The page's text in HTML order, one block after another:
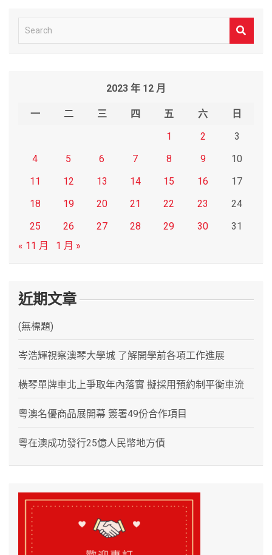
e
2023 年 12 月
一 二 三 四 五 六
日
1
2
3
4
5 6 7 8 9
10
11
12 13 14 15 16
17
18
19 20 21 22 23
24
25
26 27 28 29 30
31
« 11 月
1 月 »
近期文章
(無標題)
岑浩輝視察澳琴大學城 了解開學前各項工作進展
橫琴單牌車北上爭取年內落實 擬採用預約制平衡車流
粵澳名優商品展開幕 簽署49份合作項目
粵在澳成功發行25億人民幣地方債